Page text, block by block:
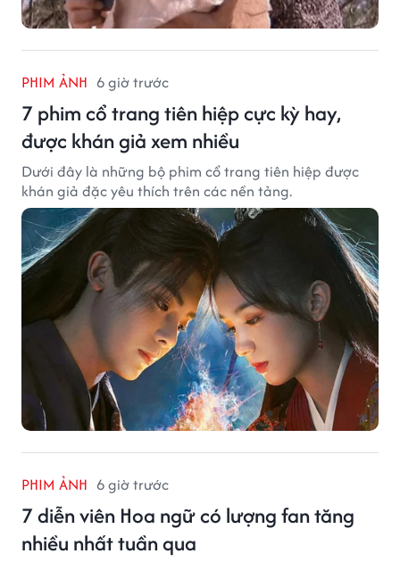
PHIM ẢNH 6 giờ trước
7 phim cổ trang tiên hiệp cực kỳ hay,
được khán giả xem nhiều
Dưới đây là những bộ phim cổ trang tiên hiệp được
khán giả đặc yêu thích trên các nền tảng.
PHIM ẢNH 6 giờ trước
7 diễn viên Hoa ngữ có lượng fan tăng
nhiều nhất tuần qua